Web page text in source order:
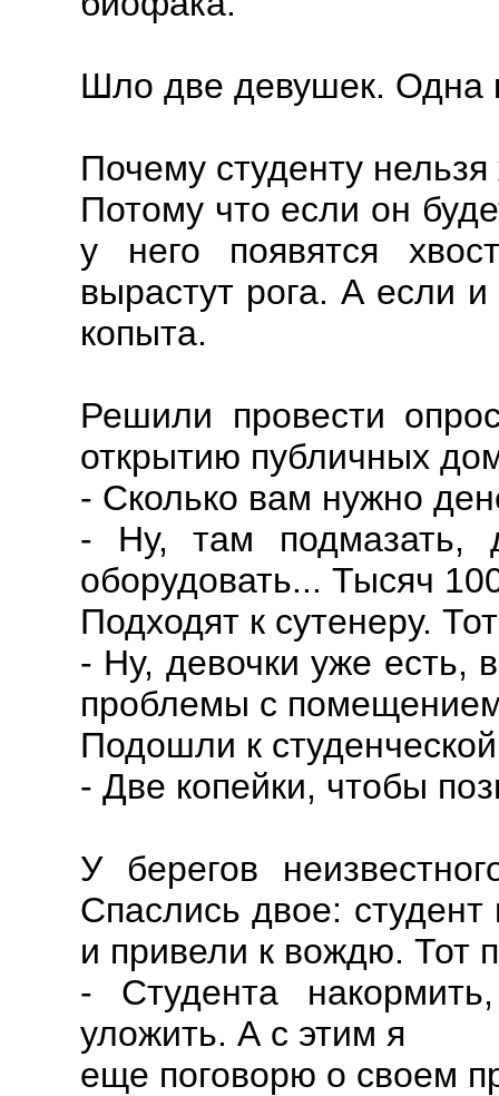
Шло две девушек. Одна
Почему студенту
Потому что если он
у него появятся
вырастут рога. А если
копыта.
Решили провести
открытию публичных
- Сколько вам нужно
- Ну, там подмазать,
оборудовать... Тысяч
Подходят к сутенеру.
- Ну, девочки уже есть,
проблемы с
Подошли к
- Две копейки, чтобы
У берегов
Спаслись двое:
и привели к вождю. Тот
- Студента
уложить. А с этим я
еще поговорю о своем